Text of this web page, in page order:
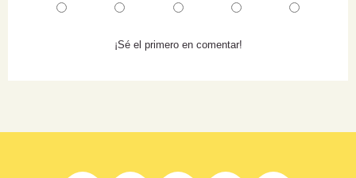
¡Sé el primero en comentar!